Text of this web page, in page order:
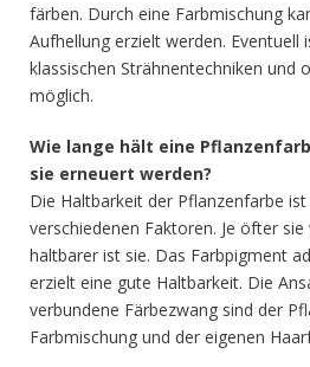
färben. Durch eine Farbmischung
Aufhellung erzielt werden.
klassischen Strähnentechniken und
möglich.
Wie lange hält eine
sie erneuert werden?
Die Haltbarkeit der Pflanzenfarbe
verschiedenen Faktoren. Je öfter
haltbarer ist sie. Das Farbpigment
erzielt eine gute Haltbarkeit. Die
verbundene Färbezwang sind der
Farbmischung und der eigenen